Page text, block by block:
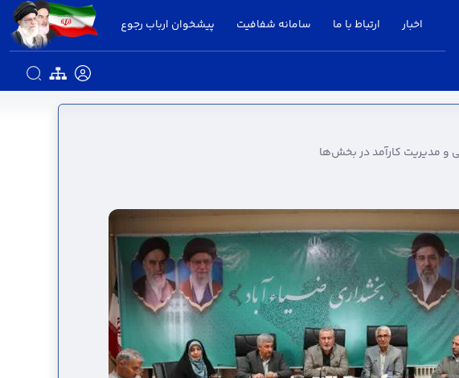
اخبار ارتباط با ما سامانه شفافیت پیشخوان ارباب رجوع
و مدیریت کارآمد در بخش‌ها - استانداری قزوین
و مدیریت کارآمد در بخش‌ها